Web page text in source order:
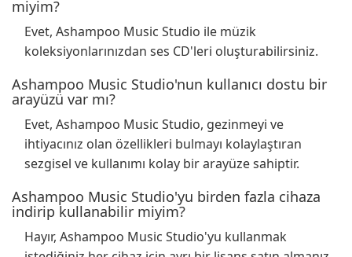
miyim?
Evet, Ashampoo Music Studio ile müzik
koleksiyonlarınızdan ses CD'leri oluşturabilirsiniz.
Ashampoo Music Studio'nun kullanıcı dostu bir
arayüzü var mı?
Evet, Ashampoo Music Studio, gezinmeyi ve
ihtiyacınız olan özellikleri bulmayı kolaylaştıran
sezgisel ve kullanımı kolay bir arayüze sahiptir.
Ashampoo Music Studio'yu birden fazla cihaza
indirip kullanabilir miyim?
Hayır, Ashampoo Music Studio'yu kullanmak